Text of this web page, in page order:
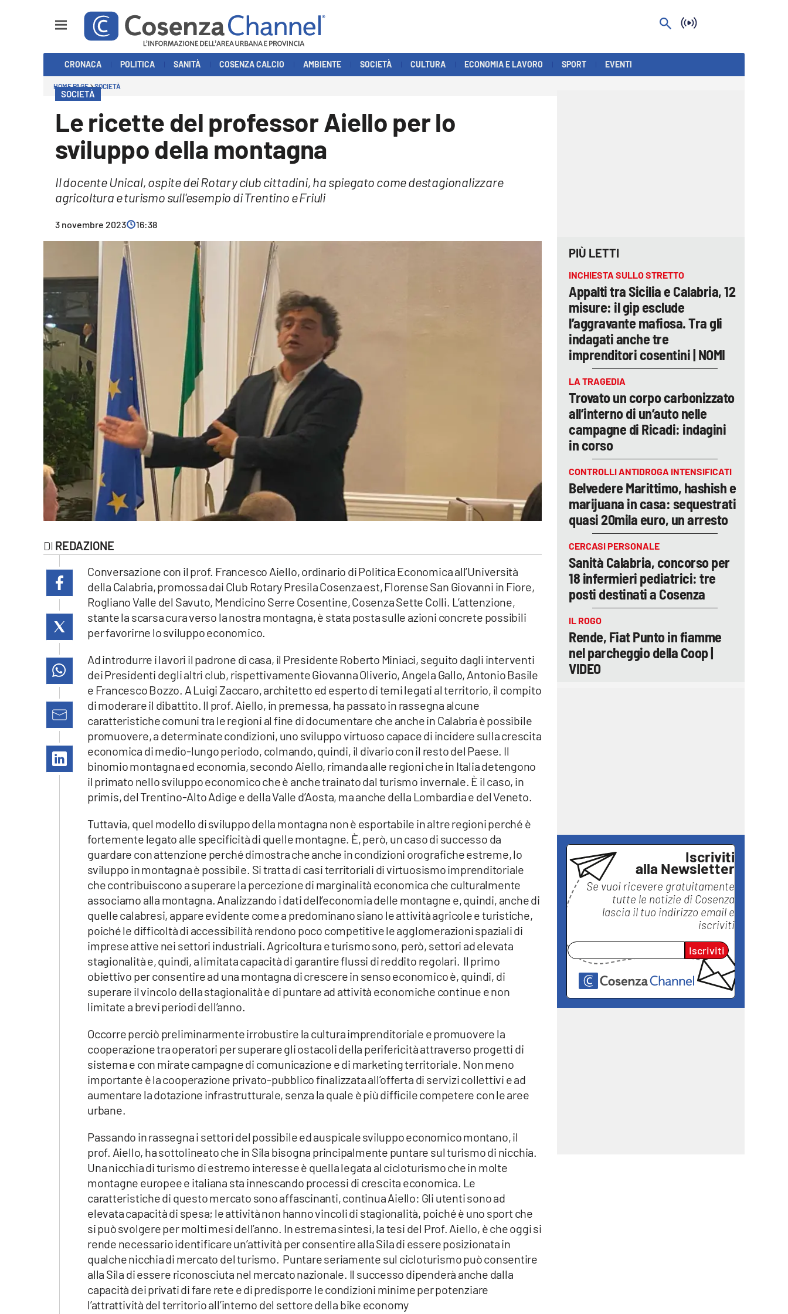
Economia e Lavoro
Streaming
Lac Network
cosenzachannel.it
lacapitalenews.it
Vai
CRONACA POLITICA SANITÀ COSENZA CALCIO AMBIENTE SOCIETÀ CULTURA ECONOMIA E LAVORO SPORT EVENTI
HOME PAGE SOCIETÀ
SOCIETÀ
Le ricette del professor Aiello per lo
sviluppo della montagna
Il docente Unical, ospite dei Rotary club cittadini, ha spiegato come destagionalizzare
agricoltura e turismo sull'esempio di Trentino e Friuli
3 novembre 2023 16:38
REDAZIONE
Conversazione con il prof. Francesco Aiello, ordinario di Politica Economica all’Università
della Calabria, promossa dai Club Rotary Presila Cosenza est, Florense San Giovanni in Fiore,
Rogliano Valle del Savuto, Mendicino Serre Cosentine, Cosenza Sette Colli. L’attenzione,
stante la scarsa cura verso la nostra montagna, è stata posta sulle azioni concrete possibili
per favorirne lo sviluppo economico.
Ad introdurre i lavori il padrone di casa, il Presidente Roberto Miniaci, seguito dagli interventi
dei Presidenti degli altri club, rispettivamente Giovanna Oliverio, Angela Gallo, Antonio Basile
e Francesco Bozzo. A Luigi Zaccaro, architetto ed esperto di temi legati al territorio, il compito
di moderare il dibattito. Il prof. Aiello, in premessa, ha passato in rassegna alcune
caratteristiche comuni tra le regioni al fine di documentare che anche in Calabria è possibile
promuovere, a determinate condizioni, uno sviluppo virtuoso capace di incidere sulla crescita
economica di medio-lungo periodo, colmando, quindi, il divario con il resto del Paese. Il
binomio montagna ed economia, secondo Aiello, rimanda alle regioni che in Italia detengono
il primato nello sviluppo economico che è anche trainato dal turismo invernale. È il caso, in
primis, del Trentino-Alto Adige e della Valle d’Aosta, ma anche della Lombardia e del Veneto.
Tuttavia, quel modello di sviluppo della montagna non è esportabile in altre regioni perché è
fortemente legato alle specificità di quelle montagne. È, però, un caso di successo da
guardare con attenzione perché dimostra che anche in condizioni orografiche estreme, lo
sviluppo in montagna è possibile. Si tratta di casi territoriali di virtuosismo imprenditoriale
che contribuiscono a superare la percezione di marginalità economica che culturalmente
associamo alla montagna. Analizzando i dati dell’economia delle montagne e, quindi, anche di
quelle calabresi, appare evidente come a predominano siano le attività agricole e turistiche,
poiché le difficoltà di accessibilità rendono poco competitive le agglomerazioni spaziali di
imprese attive nei settori industriali. Agricoltura e turismo sono, però, settori ad elevata
stagionalità e, quindi, a limitata capacità di garantire flussi di reddito regolari. Il primo
obiettivo per consentire ad una montagna di crescere in senso economico è, quindi, di
superare il vincolo della stagionalità e di puntare ad attività economiche continue e non
limitate a brevi periodi dell’anno.
Occorre perciò preliminarmente irrobustire la cultura imprenditoriale e promuovere la
cooperazione tra operatori per superare gli ostacoli della perifericità attraverso progetti di
sistema e con mirate campagne di comunicazione e di marketing territoriale. Non meno
importante è la cooperazione privato-pubblico finalizzata all’offerta di servizi collettivi e ad
aumentare la dotazione infrastrutturale, senza la quale è più difficile competere con le aree
urbane.
Passando in rassegna i settori del possibile ed auspicale sviluppo economico montano, il
prof. Aiello, ha sottolineato che in Sila bisogna principalmente puntare sul turismo di nicchia.
Una nicchia di turismo di estremo interesse è quella legata al cicloturismo che in molte
montagne europee e italiana sta innescando processi di crescita economica. Le
caratteristiche di questo mercato sono affascinanti, continua Aiello: Gli utenti sono ad
elevata capacità di spesa; le attività non hanno vincoli di stagionalità, poiché è uno sport che
si può svolgere per molti mesi dell’anno. In estrema sintesi, la tesi del Prof. Aiello, è che oggi si
rende necessario identificare un’attività per consentire alla Sila di essere posizionata in
qualche nicchia di mercato del turismo. Puntare seriamente sul cicloturismo può consentire
alla Sila di essere riconosciuta nel mercato nazionale. Il successo dipenderà anche dalla
capacità dei privati di fare rete e di predisporre le condizioni minime per potenziare
l’attrattività del territorio all’interno del settore della bike economy
PIÙ LETTI
INCHIESTA SULLO STRETTO
Appalti tra Sicilia e Calabria, 12
misure: il gip esclude
l’aggravante mafiosa. Tra gli
indagati anche tre
imprenditori cosentini | NOMI
LA TRAGEDIA
Trovato un corpo carbonizzato
all’interno di un’auto nelle
campagne di Ricadi: indagini
in corso
CONTROLLI ANTIDROGA INTENSIFICATI
Belvedere Marittimo, hashish e
marijuana in casa: sequestrati
quasi 20mila euro, un arresto
CERCASI PERSONALE
Sanità Calabria, concorso per
18 infermieri pediatrici: tre
posti destinati a Cosenza
IL ROGO
Rende, Fiat Punto in fiamme
nel parcheggio della Coop |
VIDEO
Iscriviti
alla Newsletter
Se vuoi ricevere gratuitamente
tutte le notizie di Cosenza
lascia il tuo indirizzo email e
iscriviti
Iscriviti